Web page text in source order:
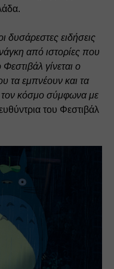
δυσάρεστες ειδήσεις
από ιστορίες που
γίνεται ο
τα εμπνέουν και τα
τον κόσμο σύμφωνα με
του Φεστιβάλ